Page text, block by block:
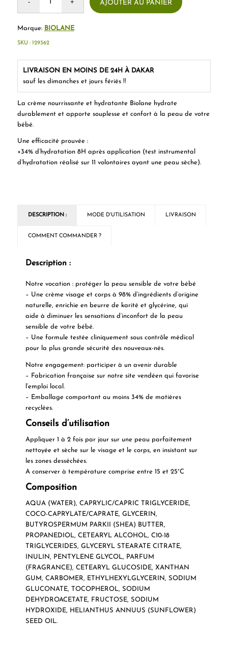
La crème nourrissante et hydratante Biolane hydrate
durablement et apporte souplesse et confort à la peau de votre
bébé.
Une efficacité prouvée :
+34% d’hydratation 8H après application (test instrumental
d’hydratation réalisé sur 11 volontaires ayant une peau sèche).
AJOUTER AU PANIER
Marque: BIOLANE
LIVRAISON EN MOINS DE 24H À DAKAR
sauf les dimanches et jours fériés !!
SKU : 129362
DESCRIPTION : MODE D'UTILISATION LIVRAISON
COMMENT COMMANDER ?
Description :
Notre vocation : protéger la peau sensible de votre bébé
– Une crème visage et corps à 98% d’ingrédients d’origine
naturelle, enrichie en beurre de karité et glycérine, qui
aide à diminuer les sensations d’inconfort de la peau
sensible de votre bébé.
– Une formule testée cliniquement sous contrôle médical
pour la plus grande sécurité des nouveaux-nés.
Notre engagement: participer à un avenir durable
– Fabrication française sur notre site vendéen qui favorise
l’emploi local.
– Emballage comportant au moins 34% de matières
recyclées.
Conseils d’utilisation
Appliquer 1 à 2 fois par jour sur une peau parfaitement
nettoyée et sèche sur le visage et le corps, en insistant sur
les zones desséchées.
A conserver à température comprise entre 15 et 25°C
Composition
AQUA (WATER), CAPRYLIC/CAPRIC TRIGLYCERIDE,
COCO-CAPRYLATE/CAPRATE, GLYCERIN,
BUTYROSPERMUM PARKII (SHEA) BUTTER,
PROPANEDIOL, CETEARYL ALCOHOL, C10-18
TRIGLYCERIDES, GLYCERYL STEARATE CITRATE,
INULIN, PENTYLENE GLYCOL, PARFUM
(FRAGRANCE), CETEARYL GLUCOSIDE, XANTHAN
GUM, CARBOMER, ETHYLHEXYLGLYCERIN, SODIUM
GLUCONATE, TOCOPHEROL, SODIUM
DEHYDROACETATE, FRUCTOSE, SODIUM
HYDROXIDE, HELIANTHUS ANNUUS (SUNFLOWER)
SEED OIL.